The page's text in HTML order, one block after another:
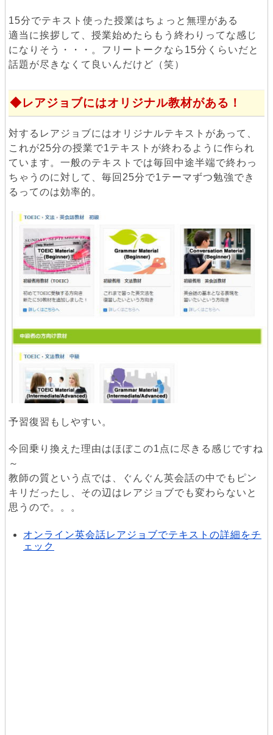
15分でテキスト使った授業はちょっと無理がある
適当に挨拶して、授業始めたらもう終わりってな感じ
になりそう・・・。フリートークなら15分くらいだと
話題が尽きなくて良いんだけど（笑）
レアジョブにはオリジナル教材がある！
対するレアジョブにはオリジナルテキストがあって、
これが25分の授業で1テキストが終わるように作られ
ています。一般のテキストでは毎回中途半端で終わっ
ちゃうのに対して、毎回25分で1テーマずつ勉強でき
るってのは効率的。
予習復習もしやすい。
今回乗り換えた理由はほぼこの1点に尽きる感じですね
～
教師の質という点では、ぐんぐん英会話の中でもピン
キリだったし、その辺はレアジョブでも変わらないと
思うので。。。
オンライン英会話レアジョブでテキストの詳細をチ
ェック